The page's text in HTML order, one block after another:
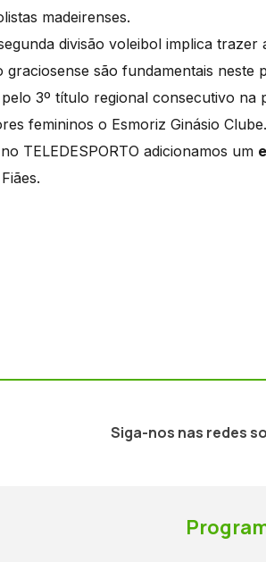
madeirenses.
divisão voleibol implica
são fundamentais neste
3º título regional consecutivo na
femininos o Esmoriz Ginásio Clube.
TELEDESPORTO adicionamos um
Siga-nos nas redes